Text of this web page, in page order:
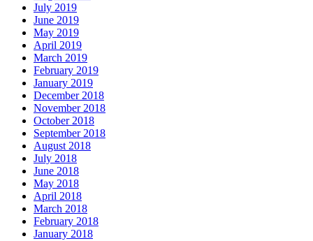
July 2019
June 2019
May 2019
April 2019
March 2019
February 2019
January 2019
December 2018
November 2018
October 2018
September 2018
August 2018
July 2018
June 2018
May 2018
April 2018
March 2018
February 2018
January 2018